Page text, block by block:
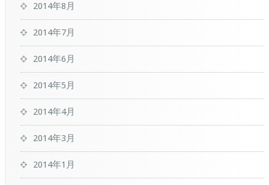
2014年8月
2014年7月
2014年6月
2014年5月
2014年4月
2014年3月
2014年1月